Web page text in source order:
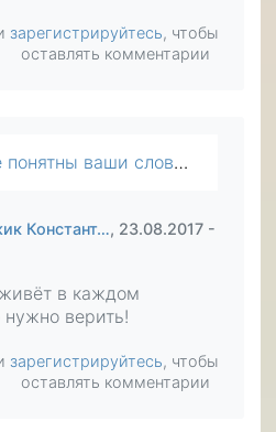
зарегистрируйтесь, чтобы
оставлять комментарии
сама постоянно борюсь с желанием шагнуть в окно. Терпение - это то, что рядом всю жизнь. Но возраст и все новые "болячки" забирают всякую надежду.
Констант…, 23.08.2017 -
в каждом
нужно верить!
зарегистрируйтесь, чтобы
оставлять комментарии